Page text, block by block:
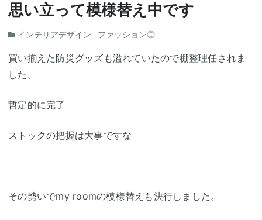
思い立って模様替え中です
インテリアデザイン ファッション◎
買い揃えた防災グッズも溢れていたので棚整理任されま
した。
暫定的に完了
ストックの把握は大事ですな
その勢いでmy roomの模様替えも決行しました。